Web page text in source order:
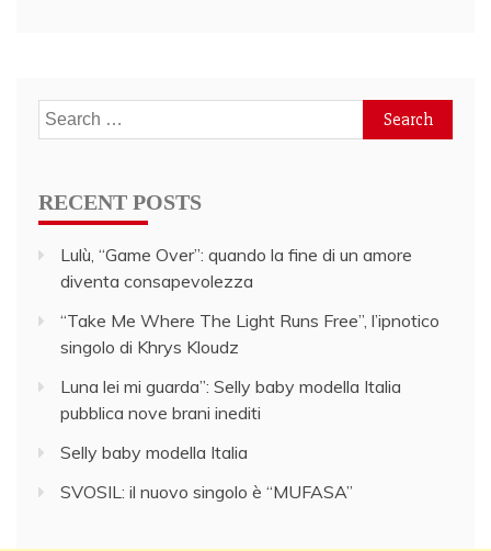
Search
for:
RECENT POSTS
Lulù, “Game Over”: quando la fine di un amore
diventa consapevolezza
“Take Me Where The Light Runs Free”, l’ipnotico
singolo di Khrys Kloudz
Luna lei mi guarda”: Selly baby modella Italia
pubblica nove brani inediti
Selly baby modella Italia
SVOSIL: il nuovo singolo è “MUFASA”